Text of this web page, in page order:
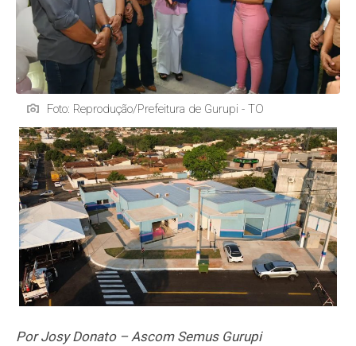
Foto: Reprodução/Prefeitura de Gurupi - TO
Por Josy Donato – Ascom Semus Gurupi